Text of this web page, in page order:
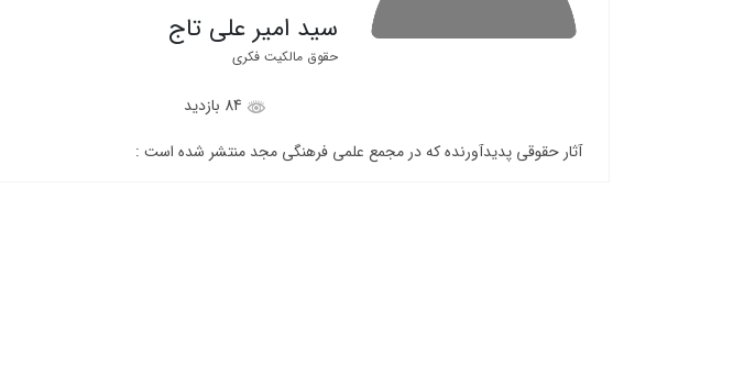
سید امیر علی تاج
حقوق مالکیت فکری
آثار حقوقی پدیدآورنده که در مجمع علمی فرهنگی مجد منتشر شده است :